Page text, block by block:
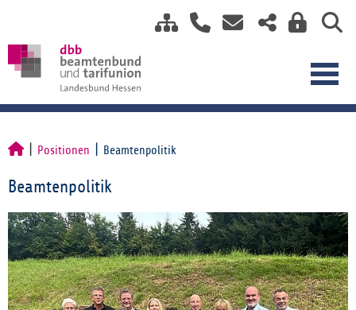
Positionen Beamtenpolitik
Beamtenpolitik